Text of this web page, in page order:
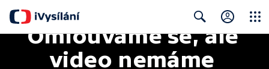
Search
Omlouváme se, ale
video nemáme